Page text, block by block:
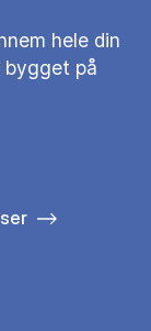
hele din
bygget på